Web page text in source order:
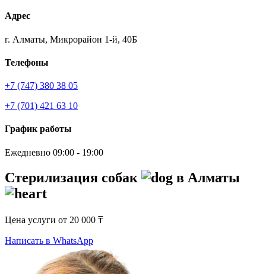
Адрес
г. Алматы, Микрорайон 1-й, 40Б
Телефоны
+7 (747) 380 38 05
+7 (701) 421 63 10
График работы
Ежедневно 09:00 - 19:00
Стерилизация собак в Алматы
Цена услуги от 20 000 ₸
Написать в WhatsApp